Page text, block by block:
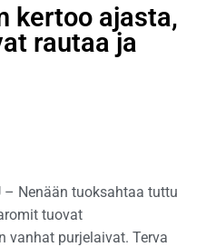
kertoo ajasta,
rautaa ja
– Nenään tuoksahtaa tuttu
tuovat
vanhat purjelaivat. Terva